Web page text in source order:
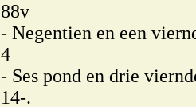
88v
- Negentien en een
4
- Ses pond en drie
14-.